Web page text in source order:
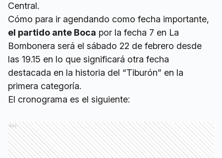
Central.
Cómo para ir agendando como fecha importante,
el partido ante Boca por la fecha 7 en La
Bombonera será el sábado 22 de febrero desde
las 19.15 en lo que significará otra fecha
destacada en la historia del “Tiburón” en la
primera categoría.
El cronograma es el siguiente:
Ads